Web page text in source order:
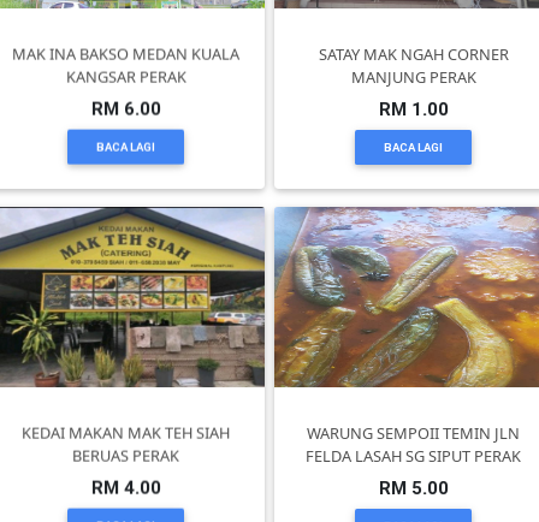
MAK INA BAKSO MEDAN KUALA
KANGSAR PERAK
RM 6.00
BACA LAGI
SATAY MAK NGAH CORNER
MANJUNG PERAK
RM 1.00
BACA LAGI
KEDAI MAKAN MAK TEH SIAH
BERUAS PERAK
RM 4.00
WARUNG SEMPOII TEMIN JLN
FELDA LASAH SG SIPUT PERAK
RM 5.00
LUMPUR(16)
PUTRAJAYA(9)
LABUAN(2)
MALAYSIA(82)
INDONESIA(1)
SINGAPORE(0)